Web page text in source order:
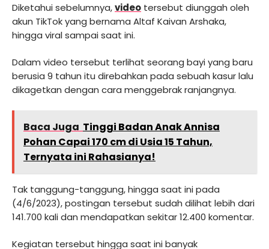
Diketahui sebelumnya,video tersebut diunggah oleh
akun TikTok yang bernama Altaf Kaivan Arshaka,
hingga viral sampai saat ini.
Dalam video tersebut terlihat seorang bayi yang baru
berusia 9 tahun itu direbahkan pada sebuah kasur lalu
dikagetkan dengan cara menggebrak ranjangnya.
Baca Juga Tinggi Badan Anak Annisa
Pohan Capai 170 cm di Usia 15 Tahun,
Ternyata ini Rahasianya!
Tak tanggung-tanggung, hingga saat ini pada
(4/6/2023), postingan tersebut sudah dilihat lebih dari
141.700 kali dan mendapatkan sekitar 12.400 komentar.
Kegiatan tersebut hingga saat ini banyak